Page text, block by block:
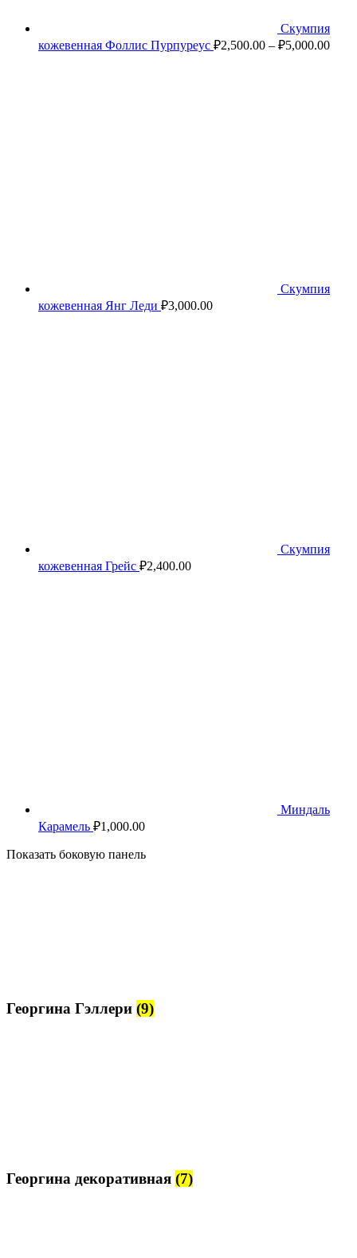
Скумпия
кожевенная Фоллис Пурпуреус ₽2,500.00 – ₽5,000.00
Скумпия
кожевенная Янг Леди ₽3,000.00
Скумпия
кожевенная Грейс ₽2,400.00
Миндаль
Карамель ₽1,000.00
Показать боковую панель
Георгина Гэллери (9)
Георгина декоративная (7)